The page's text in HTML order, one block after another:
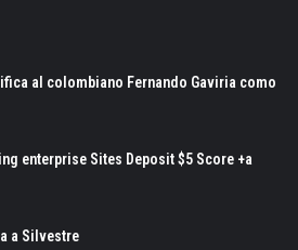
al colombiano Fernando Gaviria como
enterprise Sites Deposit $5 Score +a
a Silvestre